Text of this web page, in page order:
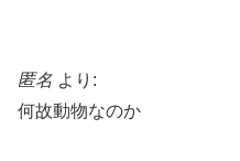
匿名 より:
何故動物なのか